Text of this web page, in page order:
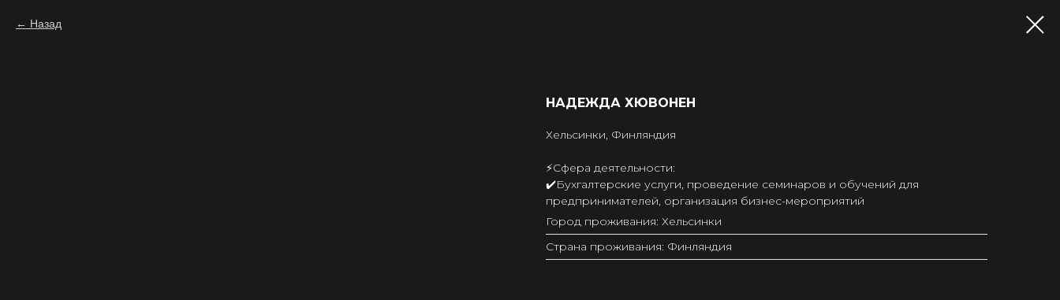
Назад
НАДЕЖДА ХЮВОНЕН
Хельсинки, Финляндия
⚡️Сфера деятельности:
✔️Бухгалтерские услуги, проведение семинаров и обучений для
предпринимателей, организация бизнес-мероприятий
Город проживания: Хельсинки
Страна проживания: Финляндия